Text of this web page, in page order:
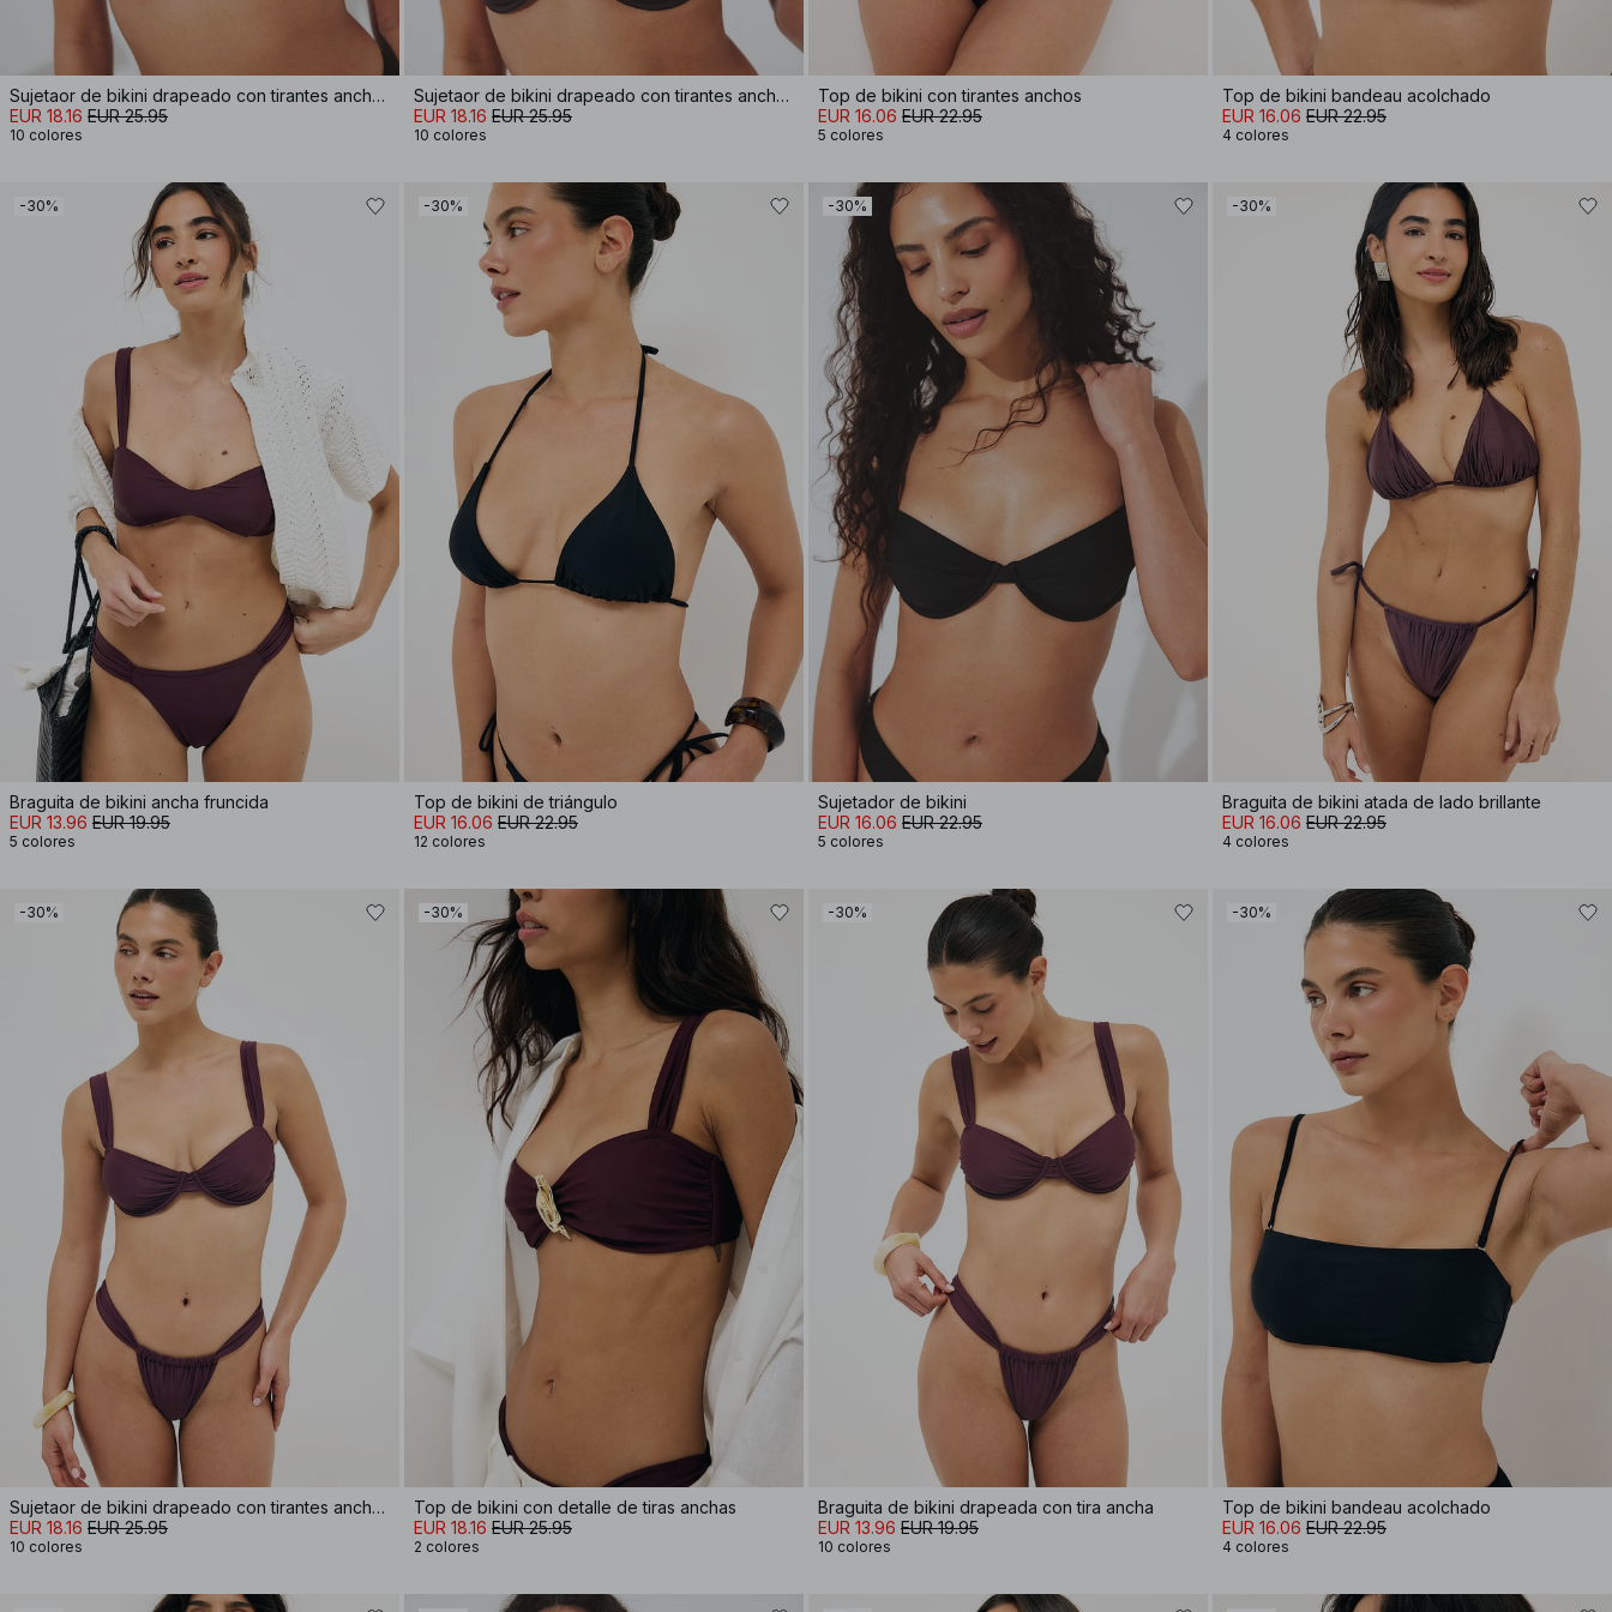
Sujetaor de bikini drapeado con tirantes anchos
EUR 18.16 EUR 25.95
10 colores
Sujetaor de bikini drapeado con tirantes anchos
EUR 18.16 EUR 25.95
10 colores
Top de bikini con tirantes anchos
EUR 16.06 EUR 22.95
5 colores
Top de bikini bandeau acolchado
EUR 16.06 EUR 22.95
4 colores
-30%
Braguita de bikini ancha fruncida
EUR 13.96 EUR 19.95
5 colores
-30%
Top de bikini de triángulo
EUR 16.06 EUR 22.95
12 colores
-30%
Sujetador de bikini
EUR 16.06 EUR 22.95
5 colores
-30%
Braguita de bikini atada de lado brillante
EUR 16.06 EUR 22.95
4 colores
-30%
Sujetaor de bikini drapeado con tirantes anchos
EUR 18.16 EUR 25.95
10 colores
-30%
Top de bikini con detalle de tiras anchas
EUR 18.16 EUR 25.95
2 colores
-30%
Braguita de bikini drapeada con tira ancha
EUR 13.96 EUR 19.95
10 colores
-30%
Top de bikini bandeau acolchado
EUR 16.06 EUR 22.95
4 colores